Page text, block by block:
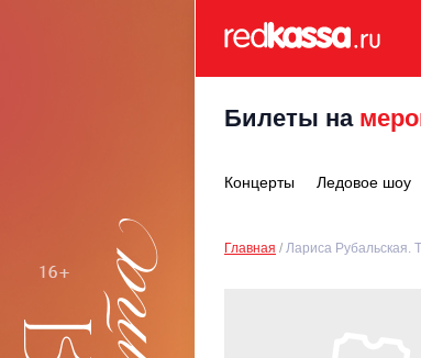
Билеты на
Концерты Ледовое шоу
Главная Лариса Рубальская.